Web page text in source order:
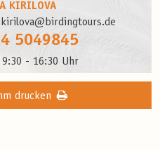
KIRILOVA
5049845
9:30 - 16:30 Uhr
drucken